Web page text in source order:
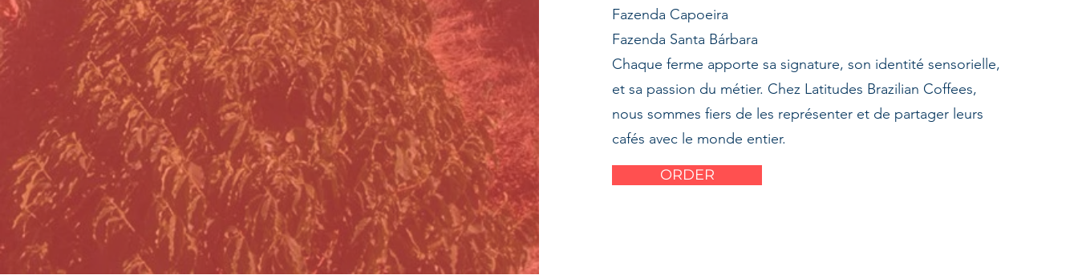
Fazenda Capoeira
Fazenda Santa Bárbara
Chaque ferme apporte sa signature, son identité sensorielle,
et sa passion du métier. Chez Latitudes Brazilian Coffees,
nous sommes fiers de les représenter et de partager leurs
cafés avec le monde entier.
ORDER